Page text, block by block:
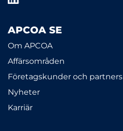
APCOA SE
Om APCOA
Affärsområden
Företagskunder och partners
Nyheter
Karriär